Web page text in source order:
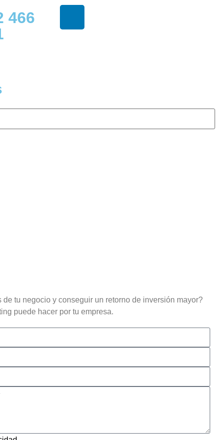
466
tu negocio y conseguir un retorno de inversión mayor?
puede hacer por tu empresa.